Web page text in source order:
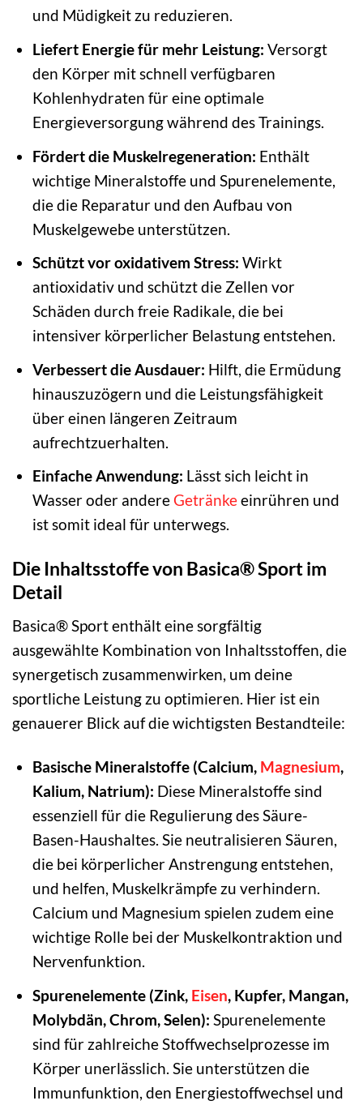
und Müdigkeit zu reduzieren.
Liefert Energie für mehr Leistung: Versorgt
den Körper mit schnell verfügbaren
Kohlenhydraten für eine optimale
Energieversorgung während des Trainings.
Fördert die Muskelregeneration: Enthält
wichtige Mineralstoffe und Spurenelemente,
die die Reparatur und den Aufbau von
Muskelgewebe unterstützen.
Schützt vor oxidativem Stress: Wirkt
antioxidativ und schützt die Zellen vor
Schäden durch freie Radikale, die bei
intensiver körperlicher Belastung entstehen.
Verbessert die Ausdauer: Hilft, die Ermüdung
hinauszuzögern und die Leistungsfähigkeit
über einen längeren Zeitraum
aufrechtzuerhalten.
Einfache Anwendung: Lässt sich leicht in
Wasser oder andere Getränkeeinrühren und
ist somit ideal für unterwegs.
Die Inhaltsstoffe von Basica® Sport im
Detail
Basica® Sport enthält eine sorgfältig
ausgewählte Kombination von Inhaltsstoffen, die
synergetisch zusammenwirken, um deine
sportliche Leistung zu optimieren. Hier ist ein
genauerer Blick auf die wichtigsten Bestandteile:
Basische Mineralstoffe (Calcium, Magnesium,
Kalium, Natrium): Diese Mineralstoffe sind
essenziell für die Regulierung des Säure-
Basen-Haushaltes. Sie neutralisieren Säuren,
die bei körperlicher Anstrengung entstehen,
und helfen, Muskelkrämpfe zu verhindern.
Calcium und Magnesium spielen zudem eine
wichtige Rolle bei der Muskelkontraktion und
Nervenfunktion.
Spurenelemente (Zink, Eisen, Kupfer, Mangan,
Molybdän, Chrom, Selen): Spurenelemente
sind für zahlreiche Stoffwechselprozesse im
Körper unerlässlich. Sie unterstützen die
Immunfunktion, den Energiestoffwechsel und